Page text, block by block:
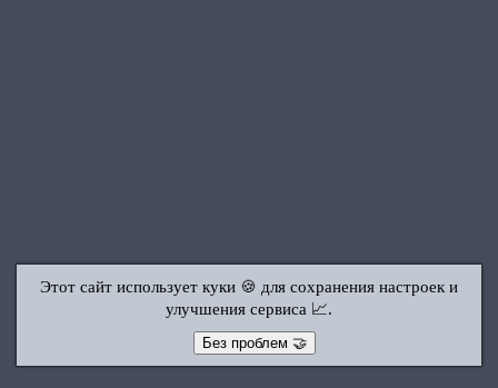
Этот сайт использует куки 🍪 для сохранения настроек и
улучшения сервиса 📈.
Без проблем 🤝